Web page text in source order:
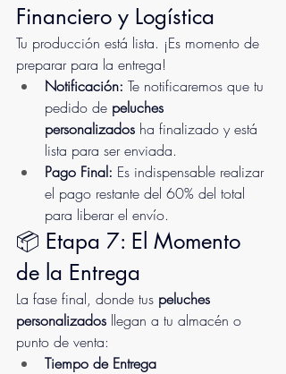
Financiero y Logística
Tu producción está lista. ¡Es momento de
preparar para la entrega!
Notificación: Te notificaremos que tu
pedido de peluches
personalizados ha finalizado y está
lista para ser enviada.
Pago Final: Es indispensable realizar
el pago restante del 60% del total
para liberar el envío.
📦 Etapa 7: El Momento
de la Entrega
La fase final, donde tus peluches
personalizados llegan a tu almacén o
punto de venta:
Tiempo de Entrega